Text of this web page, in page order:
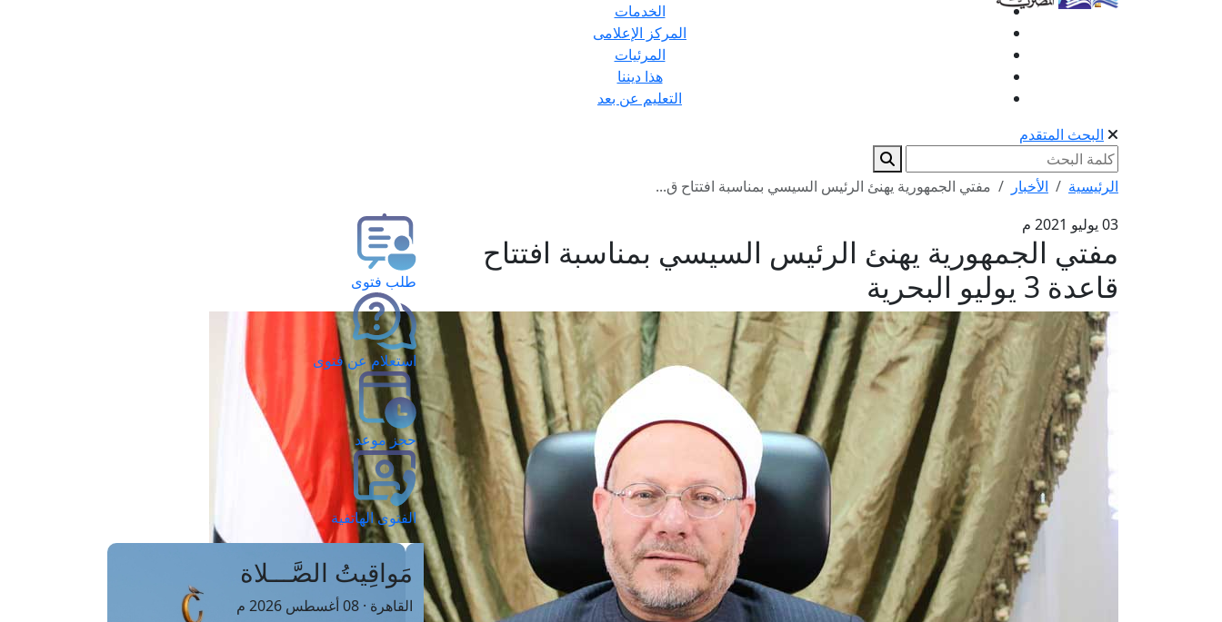
الخدمات
المركز الإعلامى
المرئيات
هذا ديننا
التعليم عن بعد
البحث المتقدم
الرئيسية الأخبار
مفتي الجمهورية يهنئ الرئيس السيسي بمناسبة افتتاح ق...
03 يوليو 2021 م
مفتي الجمهورية يهنئ الرئيس السيسي بمناسبة افتتاح
قاعدة 3 يوليو البحرية
طلب فتوى
استعلام عن فتوى
حجز موعد
الفتوى الهاتفية
مَواقِيتُ الصَّـــلاة
القاهرة · 08 أغسطس 2026 م